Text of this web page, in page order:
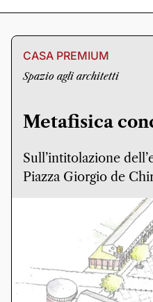
CASA PREMIUM
Spazio agli architetti
Metafisica
Sull’intitolazione
Piazza Giorgio de